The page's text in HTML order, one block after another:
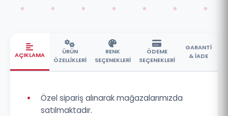
AÇIKLAMA
ÜRÜN
ÖZELLİKLERİ
RENK
SEÇENEKLERİ
ÖDEME
SEÇENEKLERİ
GARANTİ
& İADE
•
Özel sipariş alınarak mağazalarımızda
satılmaktadır.